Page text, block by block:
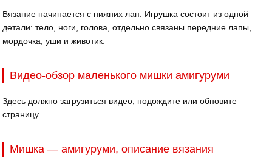
Вязание начинается с нижних лап. Игрушка состоит из одной
детали: тело, ноги, голова, отдельно связаны передние лапы,
мордочка, уши и животик.
Видео-обзор маленького мишки амигуруми
Здесь должно загрузиться видео, подождите или обновите
страницу.
Мишка — амигуруми, описание вязания